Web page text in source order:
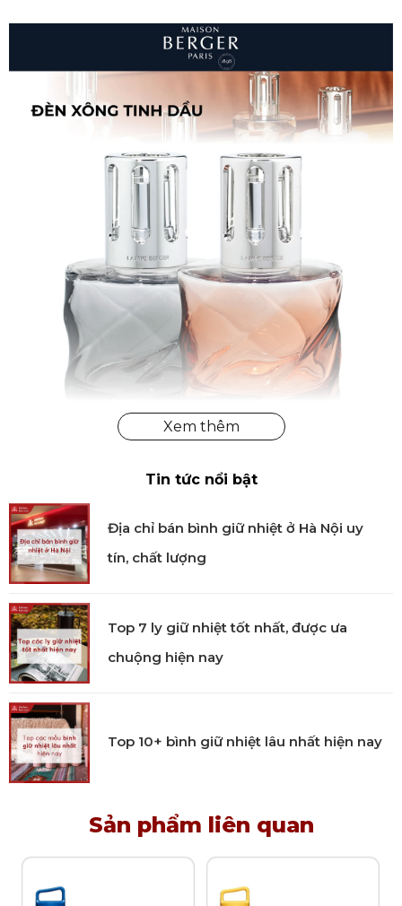
Tin tức nổi bật
Địa chỉ bán bình giữ nhiệt ở Hà Nội uy
tín, chất lượng
Top 7 ly giữ nhiệt tốt nhất, được ưa
chuộng hiện nay
Top 10+ bình giữ nhiệt lâu nhất hiện nay
Sản phẩm liên quan